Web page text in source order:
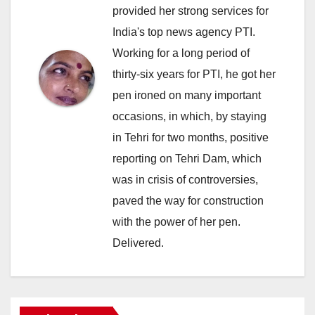
provided her strong services for
India's top news agency PTI.
Working for a long period of
thirty-six years for PTI, he got her
pen ironed on many important
occasions, in which, by staying
in Tehri for two months, positive
reporting on Tehri Dam, which
was in crisis of controversies,
paved the way for construction
with the power of her pen.
Delivered.